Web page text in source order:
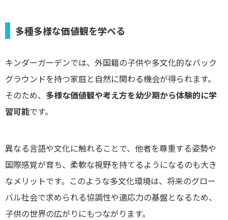
多種多様な価値観を学べる
キンダーガーデンでは、外国籍の子供や多文化的なバック
グラウンドを持つ家庭と自然に関わる機会が得られます。
そのため、 多様な価値観や考え方を幼少期から体験的に学
習可能です。
異なる言語や文化に触れることで、他者を尊重する姿勢や
国際感覚が育ち、柔軟な視野を持てるようになるのも大き
なメリットです。このような多文化環境は、将来のグロー
バル社会で求められる協調性や適応力の基盤となるため、
子供の世界の広がりにもつながります。